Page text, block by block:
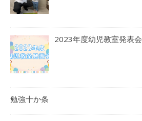
2023年度幼児教室発表会
勉強十か条